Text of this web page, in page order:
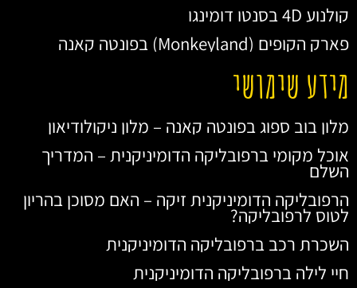
קולנוע 4D בסנטו דומינגו
פארק הקופים (Monkeyland) בפונטה קאנה
מידע שימושי
מלון בוב ספוג בפונטה קאנה – מלון ניקולודיאון
אוכל מקומי ברפובליקה הדומיניקנית – המדריך
השלם
הרפובליקה הדומיניקנית זיקה – האם מסוכן בהריון
לטוס לרפובליקה?
השכרת רכב ברפובליקה הדומיניקנית
חיי לילה ברפובליקה הדומיניקנית